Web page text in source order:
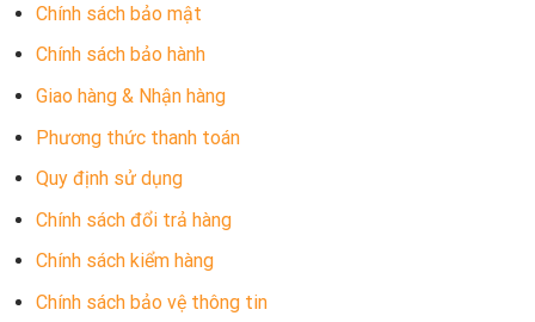
Chính sách bảo mật
Chính sách bảo hành
Giao hàng & Nhận hàng
Phương thức thanh toán
Quy định sử dụng
Chính sách đổi trả hàng
Chính sách kiểm hàng
Chính sách bảo vệ thông tin